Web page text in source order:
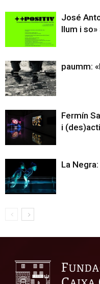
José
llum i so»
paumm:
Fermín
i
La